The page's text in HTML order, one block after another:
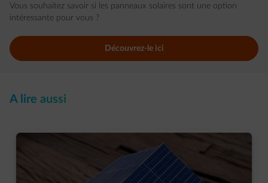
Vous souhaitez savoir si les panneaux solaires sont une option
intéressante pour vous ?
Découvrez-le ici
A lire aussi